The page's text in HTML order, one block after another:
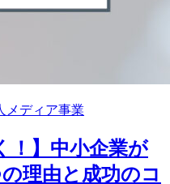
メディア事業
！】中小企業が
理由と成功のコ